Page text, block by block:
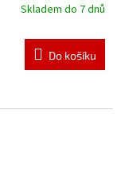
Skladem do 7 dnů
Do košíku